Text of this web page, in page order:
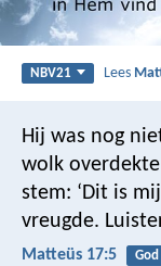
NBV21 Lees
Hij was nog
wolk
stem: ‘Dit is
vreugde.
Matteüs 17:5 God